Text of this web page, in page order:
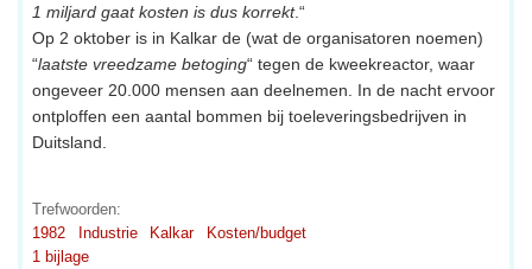
1 miljard gaat kosten is dus korrekt.“
Op 2 oktober is in Kalkar de (wat de organisatoren noemen)
“laatste vreedzame betoging“ tegen de kweekreactor, waar
ongeveer 20.000 mensen aan deelnemen. In de nacht ervoor
ontploffen een aantal bommen bij toeleveringsbedrijven in
Duitsland.
Trefwoorden:
1982
Industrie Kalkar
Kosten/budget
1 bijlage